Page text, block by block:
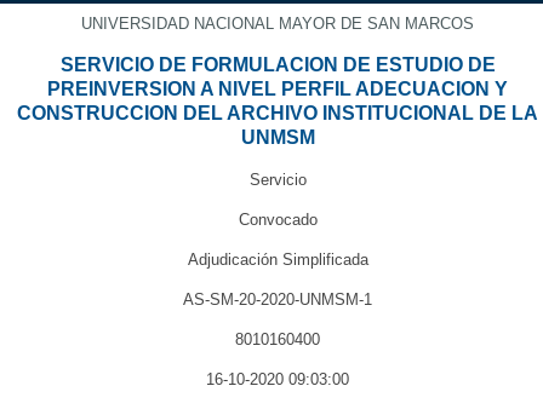
UNIVERSIDAD NACIONAL MAYOR DE SAN MARCOS
SERVICIO DE FORMULACION DE ESTUDIO DE
PREINVERSION A NIVEL PERFIL ADECUACION Y
CONSTRUCCION DEL ARCHIVO INSTITUCIONAL DE LA
UNMSM
Servicio
Convocado
Adjudicación Simplificada
AS-SM-20-2020-UNMSM-1
8010160400
16-10-2020 09:03:00